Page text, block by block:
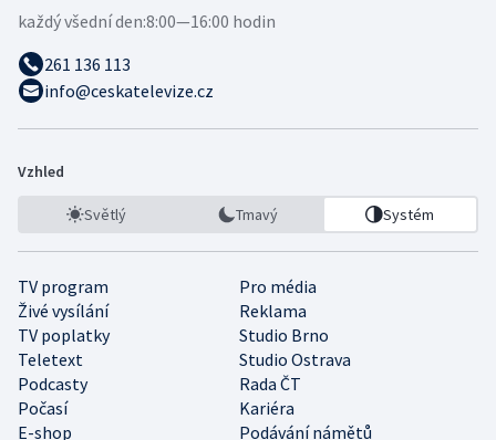
každý všední den:8:00—16:00 hodin
261 136 113
info@ceskatelevize.cz
Vzhled
Světlý Tmavý Systém
TV program
Pro média
Živé vysílání
Reklama
TV poplatky
Studio Brno
Teletext
Studio Ostrava
Podcasty
Rada ČT
Počasí
Kariéra
E-shop
Podávání námětů